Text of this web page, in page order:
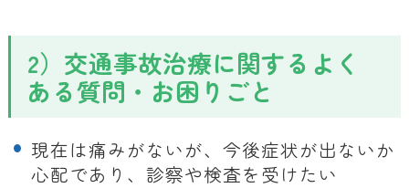
2）交通事故治療に関するよく
ある質問・お困りごと
現在は痛みがないが、今後症状が出ないか
心配であり、診察や検査を受けたい